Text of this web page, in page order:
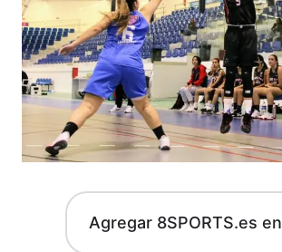
Agregar 8SPORTS.es en